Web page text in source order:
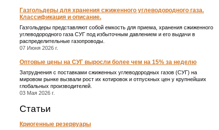
Газгольдеры для хранения сжиженного углеводородного газа.
Классификация и описание.
Газгольдеры представляют собой емкость для приема, хранения сжиженного
углеводородного газа СУГ под избыточным давлением и его выдачи в
распределительные газопроводы.
07 Июня 2026 г.
Оптовые цены на СУГ выросли более чем на 15% за неделю
Затруднения с поставками сжиженных углеводородных газов (СУГ) на
мировом рынке вызвали рост их котировок и отпускных цен у крупнейших
глобальных производителей.
03 Мая 2026 г.
Статьи
Криогенные резервуары